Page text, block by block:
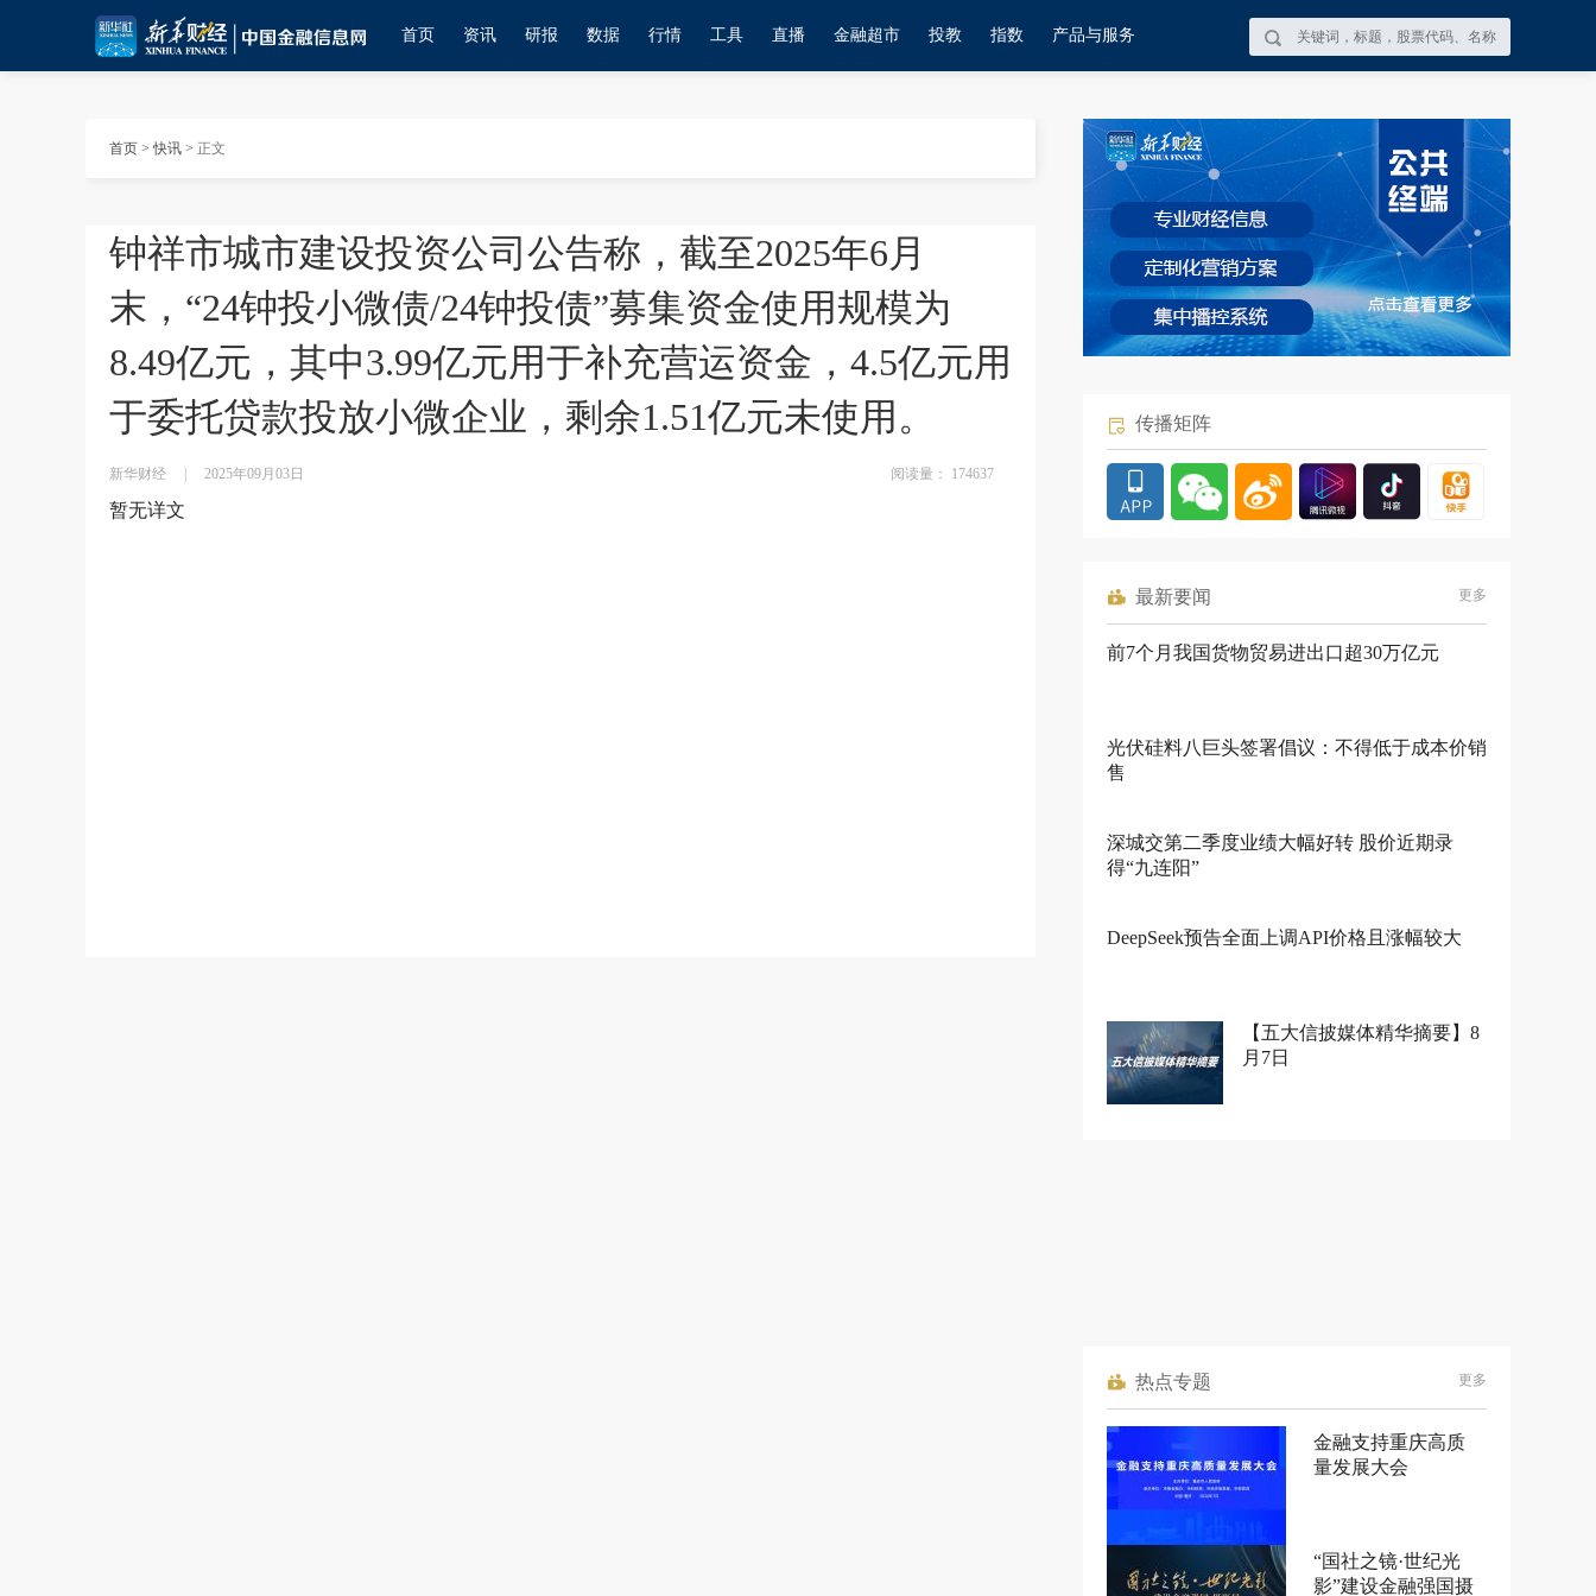
首页 资讯 研报 数据 行情 工具 直播 金融超市 投教 指数 产品与服务
首页 >快讯 > 正文
钟祥市城市建设投资公司公告称，截至2025年6月
末，“24钟投小微债/24钟投债”募集资金使用规模为
8.49亿元，其中3.99亿元用于补充营运资金，4.5亿元用
于委托贷款投放小微企业，剩余1.51亿元未使用。
新华财经 2025年09月03日 阅读量： 174637
暂无详文
传播矩阵
最新要闻 更多
前7个月我国货物贸易进出口超30万亿元
光伏硅料八巨头签署倡议：不得低于成本价销
售
深城交第二季度业绩大幅好转 股价近期录
得“九连阳”
DeepSeek预告全面上调API价格且涨幅较大
【五大信披媒体精华摘要】8
月7日
热点专题 更多
金融支持重庆高质
量发展大会
“国社之镜·世纪光
影”建设金融强国摄